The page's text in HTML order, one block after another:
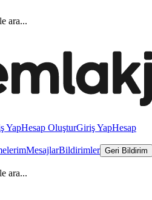
ara...
YapHesap OluşturGiriş YapHesap
MesajlarBildirimler Geri Bildirim
ara...